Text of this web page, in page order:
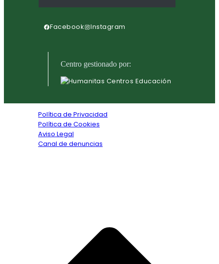
Facebook Instagram
Centro gestionado por:
Política de Privacidad
Política de Cookies
Aviso Legal
Canal de denuncias